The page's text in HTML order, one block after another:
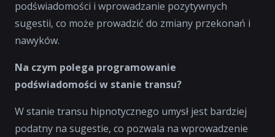
podświadomości i wprowadzanie pozytywnych
sugestii, co może prowadzić do zmiany przekonań i
nawyków.
Na czym polega programowanie
podświadomości w stanie transu?
W stanie transu hipnotycznego umysł jest bardziej
podatny na sugestie, co pozwala na wprowadzenie